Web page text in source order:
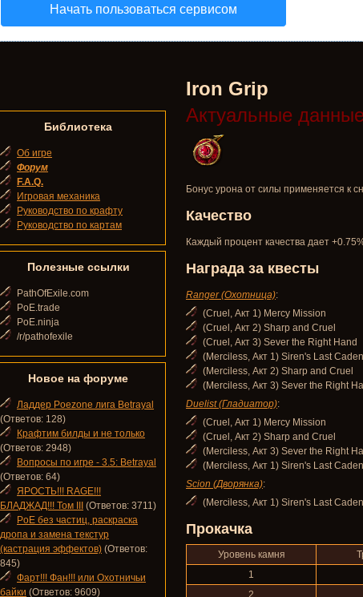
Начать пользоваться сервисом
Iron Grip
Актуальные
Бонус урона от силы применяется к
Качество
Каждый процент качества дает
Награда за квесты
Ranger (Охотница):
(Cruel, Акт 1) Mercy Mission
(Cruel, Акт 2) Sharp and Cruel
(Cruel, Акт 3) Sever the Right Hand
(Merciless, Акт 1) Siren's Last
(Merciless, Акт 2) Sharp and Cruel
(Merciless, Акт 3) Sever the Right
Duelist (Гладиатор):
(Cruel, Акт 1) Mercy Mission
(Cruel, Акт 2) Sharp and Cruel
(Merciless, Акт 3) Sever the Right
(Merciless, Акт 1) Siren's Last
Scion (Дворянка):
(Merciless, Акт 1) Siren's Last
Прокачка
Уровень камня
1
2
Библиотека
Об игре
Форум
F.A.Q.
Игровая механика
Руководство по крафту
Руководство по картам
Полезные ссылки
PathOfExile.com
PoE.trade
PoE.ninja
/r/pathofexile
Новое на форуме
Ладдер Poezone лига Betrayal
(Ответов: 128)
Крафтим билды и не только
(Ответов: 2948)
Вопросы по игре - 3.5: Betrayal
(Ответов: 64)
ЯРОСТЬ!!! RAGE!!!
БЛАДЖАД!!! Том III
(Ответов: 3711)
PoE без частиц, раскраска
дропа и замена текстур
(кастрация эффектов) (Ответов:
845)
Фарт!!! Фан!!! или Охотничьи
байки (Ответов: 9609)